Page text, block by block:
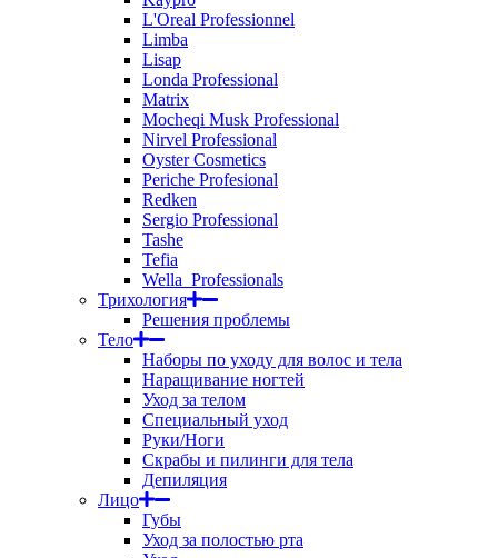
L'Oreal Professionnel
Limba
Lisap
Londa Professional
Matrix
Mocheqi Musk Professional
Nirvel Professional
Oyster Cosmetics
Periche Profesional
Redken
Sergio Professional
Tashe
Tefia
Wella_Professionals
Трихология
Решения проблемы
Тело
Наборы по уходу для волос и тела
Наращивание ногтей
Уход за телом
Специальный уход
Руки/Ноги
Скрабы и пилинги для тела
Депиляция
Лицо
Губы
Уход за полостью рта